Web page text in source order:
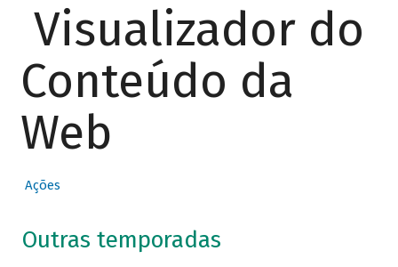
Visualizador do
Conteúdo da
Web
Ações
Outras temporadas